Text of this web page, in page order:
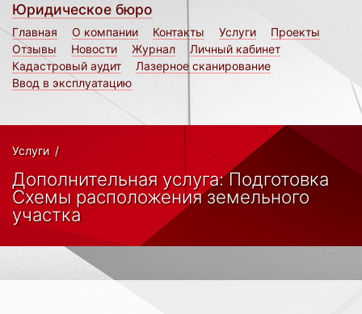
Юридическое бюро
Главная О компании Контакты Услуги
Проекты
Отзывы
Новости Журнал
Личный кабинет
Кадастровый аудит
Лазерное сканирование
Ввод в эксплуатацию
Услуги /
Дополнительная услуга: Подготовка
Схемы расположения земельного
участка